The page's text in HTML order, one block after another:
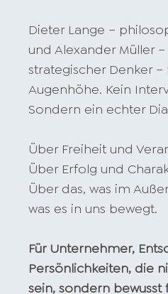
Dieter Lange –
und Alexander Müller
strategischer Denker
Augenhöhe. Kein
Sondern ein echter
Über Freiheit und
Über Erfolg und
Über das, was im
was es in uns bewegt.
Für Unternehmer,
Persönlichkeiten, die
sein, sondern bewusst